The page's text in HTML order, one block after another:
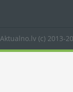
Aktualno.lv (c) 2013-